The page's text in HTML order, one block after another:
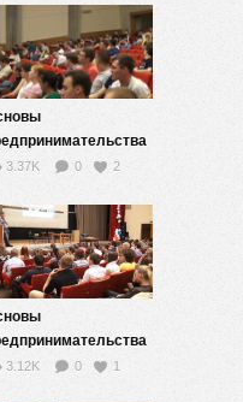
3.37K 0 2
3.12K 0 1